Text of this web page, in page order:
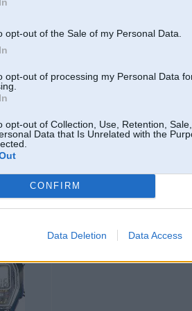
opt-out of the Sale of my Personal Data.
opt-out of processing my Personal Data
opt-out of Collection, Use, Retention,
Data that Is Unrelated with the
CONFIRM
Data Deletion Data Access
chiksas ir obligaats nosaciijums, ja